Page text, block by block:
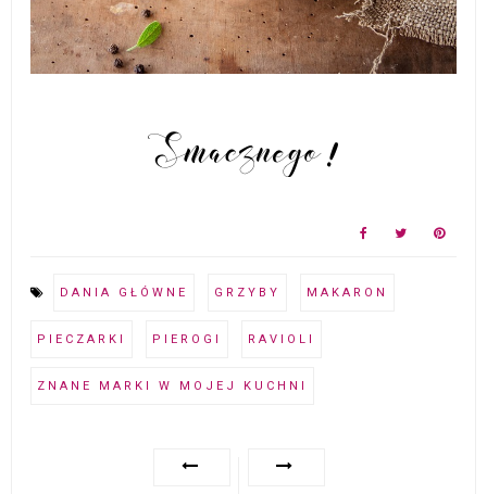
DANIA GŁÓWNE GRZYBY MAKARON
PIECZARKI PIEROGI RAVIOLI
ZNANE MARKI W MOJEJ KUCHNI